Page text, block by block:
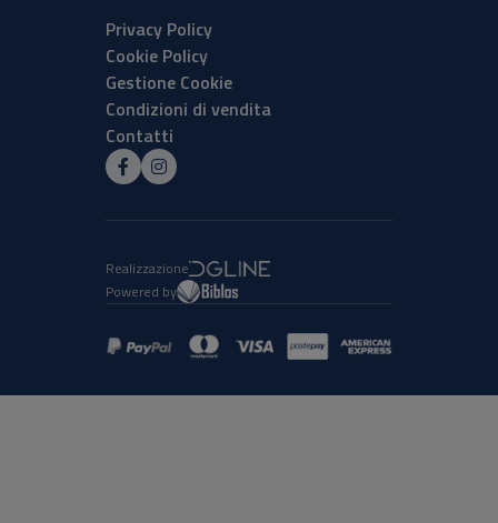
Privacy Policy
Cookie Policy
Gestione Cookie
Condizioni di vendita
Contatti
Realizzazione
Powered by